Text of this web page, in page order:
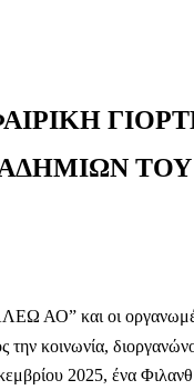
ΤΟΥ
ΑΟ” και οι
την κοινωνία,
2025, ένα